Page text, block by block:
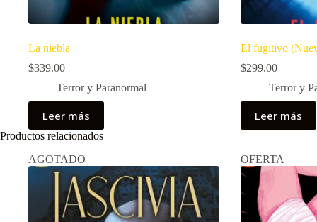
La niebla
$339.00
Terror y Paranormal
Leer más
El fugitivo
$299.00
Terror y
Leer más
Productos relacionados
AGOTADO
OFERTA